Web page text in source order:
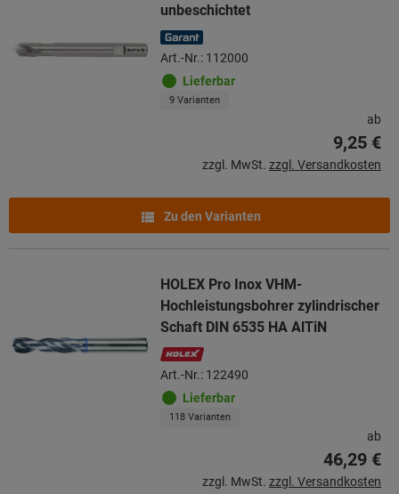
unbeschichtet
Art.-Nr.: 112000
Lieferbar
9 Varianten
ab
9,25 €
zzgl. MwSt. zzgl. Versandkosten
Zu den Varianten
HOLEX Pro Inox VHM-
Hochleistungsbohrer zylindrischer
Schaft DIN 6535 HA AlTiN
Art.-Nr.: 122490
Lieferbar
118 Varianten
ab
46,29 €
zzgl. MwSt. zzgl. Versandkosten